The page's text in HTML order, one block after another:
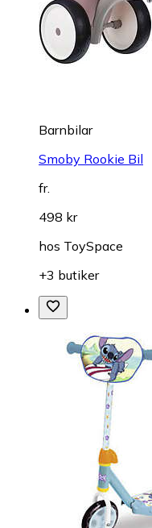
Barnbilar
Smoby Rookie Bil
fr.
498 kr
hos ToySpace
+3 butiker